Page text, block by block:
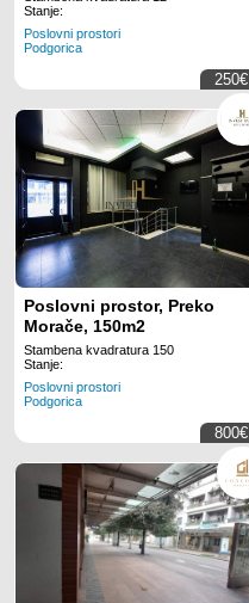
Stanje:
Poslovni prostori
Podgorica
250€
Poslovni prostor, Preko
Morače, 150m2
Stambena kvadratura 150
Stanje:
Poslovni prostori
Podgorica
800€